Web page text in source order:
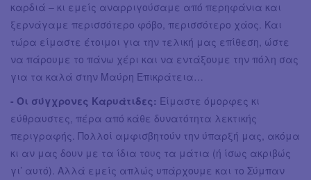
καρδιά – κι εμείς αναρριγούσαμε από περηφάνια και
ξερνάγαμε περισσότερο φόβο, περισσότερο χάος. Και
τώρα είμαστε έτοιμοι για την τελική μας επίθεση, ώστε
να πάρουμε το πάνω χέρι και να εντάξουμε την πόλη σας
για τα καλά στην Μαύρη Επικράτεια…
- Οι σύγχρονες Καρυάτιδες: Είμαστε όμορφες κι
εύθραυστες, πέρα από κάθε δυνατότητα λεκτικής
περιγραφής. Πολλοί αμφισβητούν την ύπαρξή μας, ακόμα
κι αν μας δουν με τα ίδια τους τα μάτια (ή ίσως ακριβώς
γι’ αυτό). Αλλά εμείς απλώς υπάρχουμε και το Σύμπαν